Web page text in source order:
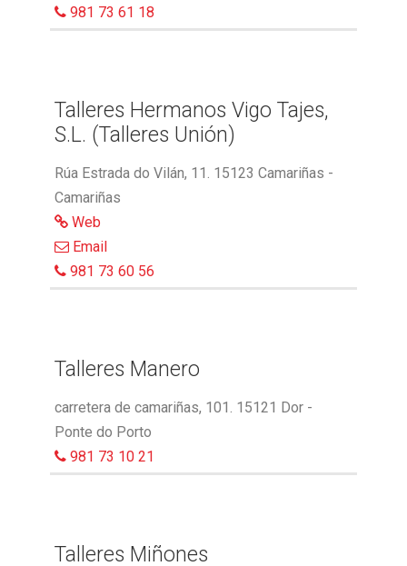
981 73 61 18
Talleres Hermanos Vigo Tajes,
S.L. (Talleres Unión)
Rúa Estrada do Vilán, 11. 15123 Camariñas -
Camariñas
Web
Email
981 73 60 56
Talleres Manero
carretera de camariñas, 101. 15121 Dor -
Ponte do Porto
981 73 10 21
Talleres Miñones